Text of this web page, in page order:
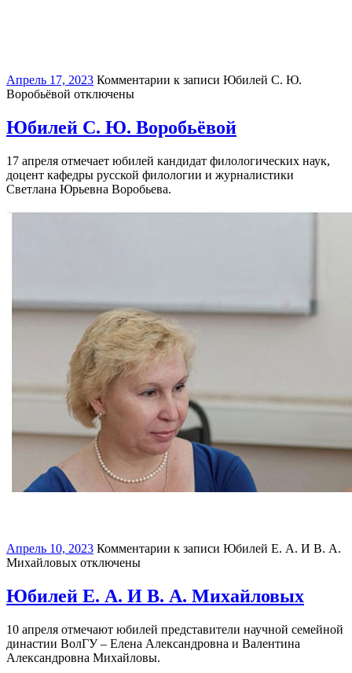
Апрель 17, 2023 Комментарии к записи Юбилей С. Ю.
Воробьёвой отключены
Юбилей С. Ю. Воробьёвой
17 апреля отмечает юбилей кандидат филологических наук,
доцент кафедры русской филологии и журналистики
Светлана Юрьевна Воробьева.
Апрель 10, 2023 Комментарии к записи Юбилей Е. А. И В. А.
Михайловых отключены
Юбилей Е. А. И В. А. Михайловых
10 апреля отмечают юбилей представители научной семейной
династии ВолГУ – Елена Александровна и Валентина
Александровна Михайловы.